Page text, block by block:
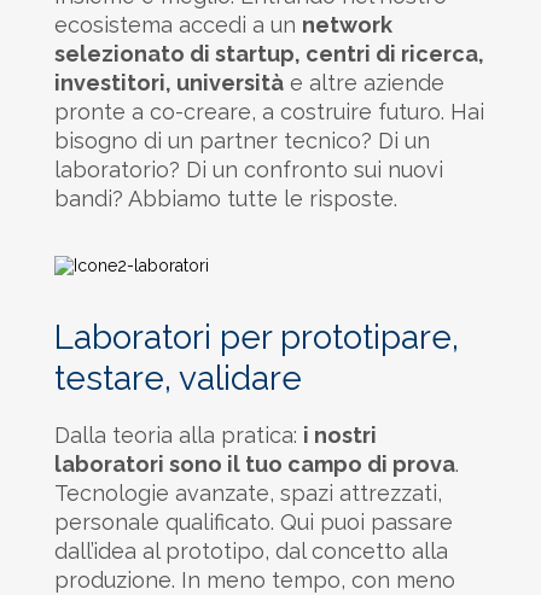
ecosistema accedi a un network
selezionato di startup, centri di ricerca,
investitori, università e altre aziende
pronte a co-creare, a costruire futuro. Hai
bisogno di un partner tecnico? Di un
laboratorio? Di un confronto sui nuovi
bandi? Abbiamo tutte le risposte.
Laboratori per prototipare,
testare, validare
Dalla teoria alla pratica: i nostri
laboratori sono il tuo campo di prova.
Tecnologie avanzate, spazi attrezzati,
personale qualificato. Qui puoi passare
dall’idea al prototipo, dal concetto alla
produzione. In meno tempo, con meno